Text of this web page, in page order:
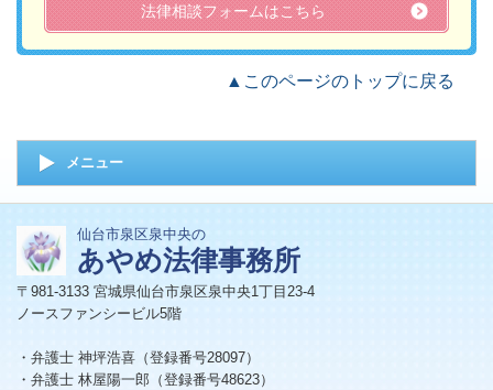
法律相談フォームはこちら
▲このページのトップに戻る
メニュー
仙台市泉区泉中央の
あやめ法律事務所
〒981-3133 宮城県仙台市泉区泉中央1丁目23-4
ノースファンシービル5階
・弁護士 神坪浩喜（登録番号28097）
・弁護士 林屋陽一郎（登録番号48623）